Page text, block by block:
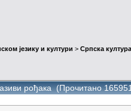
језику и култури > Српска
рођака (Прочитано